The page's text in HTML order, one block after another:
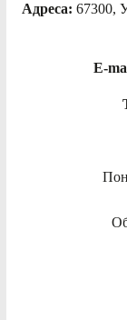
Адреса: 67300,
E-